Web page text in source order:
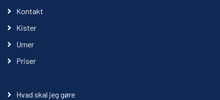
Kontakt
Kister
Urner
Priser
Hvad skal jeg gøre